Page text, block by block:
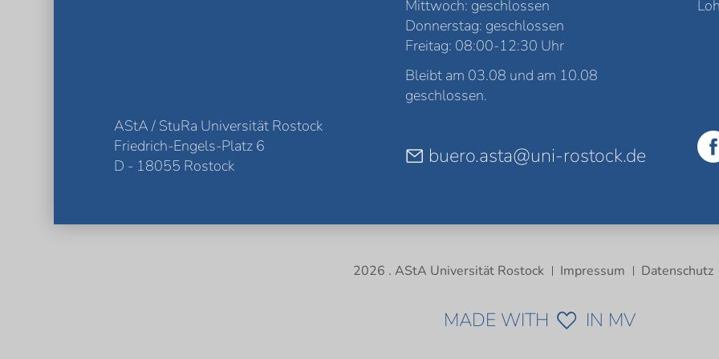
Mittwoch: geschlossen
Donnerstag: geschlossen
Freitag: 08:00-12:30 Uhr
Bleibt am 03.08 und am 10.08
geschlossen.
AStA / StuRa Universität Rostock
Friedrich-Engels-Platz 6
D - 18055 Rostock
buero.asta@uni-rostock.de
2026 . AStA Universität Rostock Impressum Datenschutz
MADE WITH IN MV